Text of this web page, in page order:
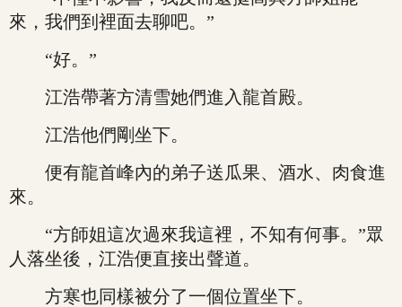
來，我們到裡面去聊吧。”
“好。”
江浩帶著方清雪她們進入龍首殿。
江浩他們剛坐下。
便有龍首峰內的弟子送瓜果、酒水、肉食進
來。
“方師姐這次過來我這裡，不知有何事。”眾
人落坐後，江浩便直接出聲道。
方寒也同樣被分了一個位置坐下。